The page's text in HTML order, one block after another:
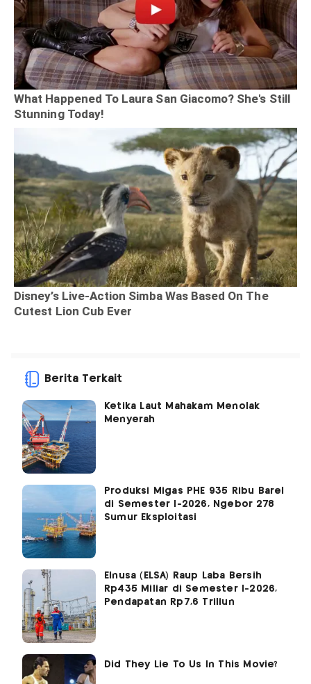
Berita Terkait
Ketika Laut Mahakam Menolak
Menyerah
Produksi Migas PHE 935 Ribu Barel
di Semester I-2026, Ngebor 278
Sumur Eksploitasi
Elnusa (ELSA) Raup Laba Bersih
Rp435 Miliar di Semester I-2026,
Pendapatan Rp7,6 Triliun